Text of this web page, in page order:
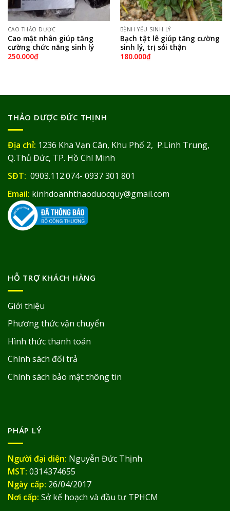
CAO THẢO DƯỢC
Cao mật nhân giúp tăng
cường chức năng sinh lý
250.000₫
BỆNH YẾU SINH LÝ
Bạch tật lê giúp tăng cường
sinh lý, trị sỏi thận
180.000₫
THẢO DƯỢC ĐỨC THỊNH
Địa chỉ: 1236 Kha Vạn Cân, Khu Phố 2, P.Linh Trung,
Q.Thủ Đức, TP. Hồ Chí Minh
SĐT: 0903.112.074- 0937 301 801
Email: kinhdoanhthaoduocquy@gmail.com
HỖ TRỢ KHÁCH HÀNG
Giới thiệu
Phương thức vận chuyển
Hình thức thanh toán
Chính sách đổi trả
Chính sách bảo mật thông tin
PHÁP LÝ
Người đại diện: Nguyễn Đức Thịnh
MST: 0314374655
Ngày cấp: 26/04/2017
Nơi cấp: Sở kế hoạch và đầu tư TPHCM